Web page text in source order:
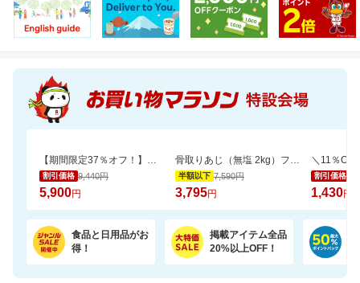
【期間限定37％オフ！】エアラブ4プラス ファンシート ベビーカーの暑さ対策
割引価格 9,440円
5,900円
骨取りあじ（無塩 2kg）フライや南蛮漬けにおすすめ【骨取り魚の飯田商店】
半額以下 7,590円
3,795円
割引価格
1,430円
食品と日用品がお
得！
掲載アイテム全品
20%以上OFF！